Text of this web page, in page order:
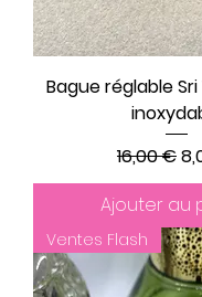
Bague réglable
Prix
16,00 €
Ajouter au
Ventes Flash